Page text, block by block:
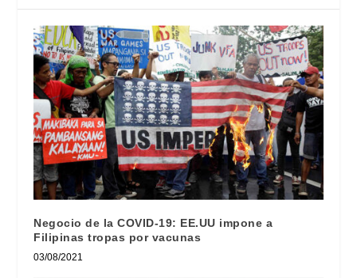
Negocio de la COVID-19: EE.UU impone a
Filipinas tropas por vacunas
03/08/2021